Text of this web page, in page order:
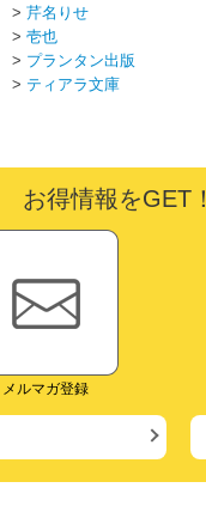
> 芹名りせ
> 壱也
> プランタン出版
> ティアラ文庫
お得情報をGET
メルマガ登録